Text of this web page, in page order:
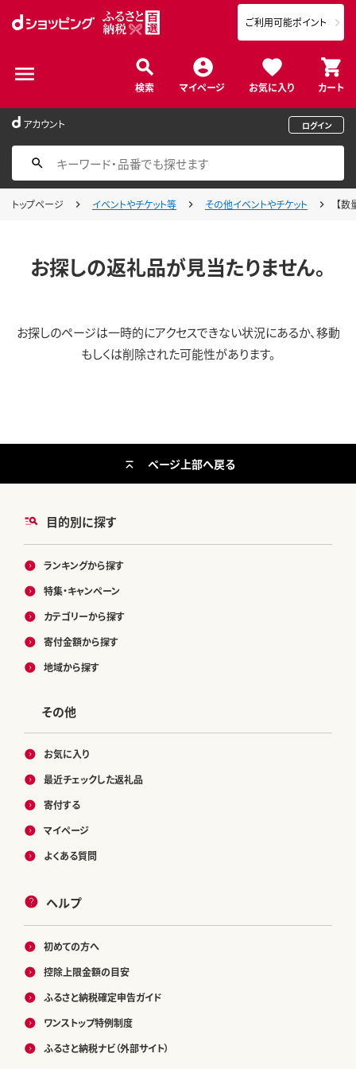
検索 マイページ お気に入り カート
ご利用可能ポイント
アカウント ログイン
トップページ イベントやチケット等 その他イベントやチケット 【
お探しの返礼品が見当たりません。
お探しのページは一時的にアクセスできない状況にあるか、移動
もしくは削除された可能性があります。
目的別に探す
ランキングから探す
特集・キャンペーン
カテゴリーから探す
寄付金額から探す
地域から探す
その他
お気に入り
最近チェックした返礼品
寄付する
マイページ
よくある質問
ヘルプ
初めての方へ
控除上限金額の目安
ふるさと納税確定申告ガイド
ワンストップ特例制度
ふるさと納税ナビ（外部サイト）
ページ上部へ戻る